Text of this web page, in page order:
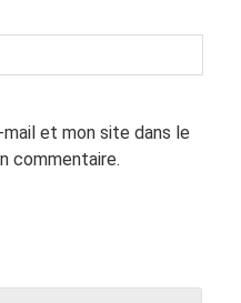
mail et mon site dans le
commentaire.